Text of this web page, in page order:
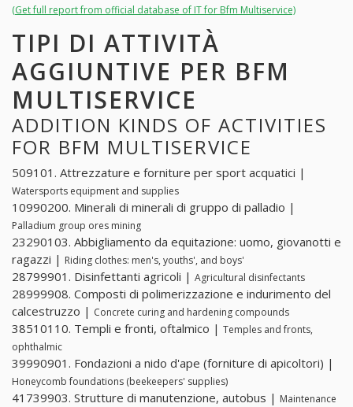
(Get full report from official database of IT for Bfm Multiservice)
TIPI DI ATTIVITÀ
AGGIUNTIVE PER BFM
MULTISERVICE
ADDITION KINDS OF ACTIVITIES
FOR BFM MULTISERVICE
509101. Attrezzature e forniture per sport acquatici |
Watersports equipment and supplies
10990200. Minerali di minerali di gruppo di palladio |
Palladium group ores mining
23290103. Abbigliamento da equitazione: uomo, giovanotti e
ragazzi | Riding clothes: men's, youths', and boys'
28799901. Disinfettanti agricoli | Agricultural disinfectants
28999908. Composti di polimerizzazione e indurimento del
calcestruzzo | Concrete curing and hardening compounds
38510110. Templi e fronti, oftalmico | Temples and fronts,
ophthalmic
39990901. Fondazioni a nido d'ape (forniture di apicoltori) |
Honeycomb foundations (beekeepers' supplies)
41739903. Strutture di manutenzione, autobus | Maintenance